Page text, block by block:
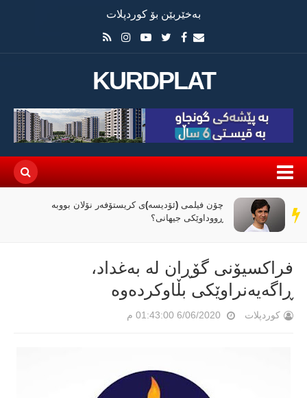
بەخێربێن بۆ کوردپلات
KURDPLAT
سەر
دێڕ
چۆن فیلمی (ئۆدیسە)ی کریستۆفەر نۆلان بووبە
ڕووداوێکی جیهانی؟
فراكسیۆنی گۆڕان لە بەغداد،
ڕاگەیەنراوێكی بڵاوكردەوە
کوردپلات 6/06/2020 01:43:00 م